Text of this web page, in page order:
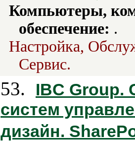
Компьютеры,
обеспечение: .
Настройка,
Сервис.
53.
IBC Group.
систем
дизайн.